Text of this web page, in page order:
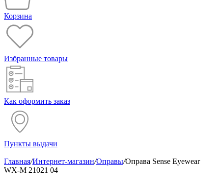
Корзина
Избранные товары
Как оформить заказ
Пункты выдачи
Главная/Интернет-магазин/Оправы/Оправа Sense Eyewear
WX-M 21021 04